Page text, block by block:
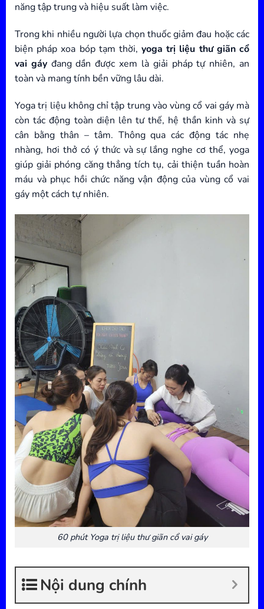
năng tập trung và hiệu suất làm việc.
Trong khi nhiều người lựa chọn thuốc giảm đau hoặc các
biện pháp xoa bóp tạm thời,yoga trị liệu thư giãn cổ
vai gáyđang dần được xem là giải pháp tự nhiên, an
toàn và mang tính bền vững lâu dài.
Yoga trị liệu không chỉ tập trung vào vùng cổ vai gáy mà
còn tác động toàn diện lên tư thế, hệ thần kinh và sự
cân bằng thân – tâm. Thông qua các động tác nhẹ
nhàng, hơi thở có ý thức và sự lắng nghe cơ thể, yoga
giúp giải phóng căng thẳng tích tụ, cải thiện tuần hoàn
máu và phục hồi chức năng vận động của vùng cổ vai
gáy một cách tự nhiên.
60 phút Yoga trị liệu thư giãn cổ vai gáy
Nội dung chính